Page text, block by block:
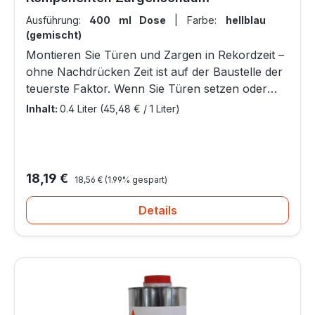
Ausführung: 400 ml Dose Farbe:
hellblau
(gemischt)
Montieren Sie Türen und Zargen in Rekordzeit –
ohne Nachdrücken Zeit ist auf der Baustelle der
teuerste Faktor. Wenn Sie Türen setzen oder
Fenster montieren, können Sie nicht
Polyurethanschaum härtet extrem schnell und
kontrolliert aus, da er nicht auf Luftfeuchtigkeit
angewiesen ist. Das Ergebnis: Sie können
Türspreizen bereits nach ca. 30 Minuten
entfernen und weiterarbeiten. Warum Profis auf
2-Komponenten-Technik setzen Im Gegensatz
zu herkömmlichen 1K-Schäumen bringt der Sika
Boom-156 seinen eigenen Härter mit. Durch
einfaches Drehen des Flügels am Dosenboden
Inhalt: 0.4 Liter (45,48 € / 1 Liter)
Verkaufspreis:
18,19 € Regulärer Preis:
18,56 € (1.99% gespart)
Details